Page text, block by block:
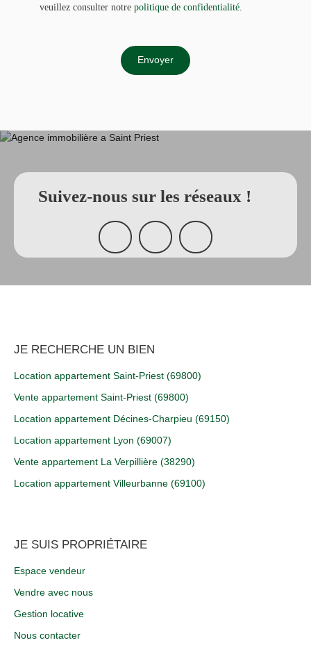
veuillez consulter notre politique de confidentialité
Envoyer
Suivez-nous sur les réseaux !
JE RECHERCHE UN BIEN
Location appartement Saint-Priest (69800)
Vente appartement Saint-Priest (69800)
Location appartement Décines-Charpieu (69150)
Location appartement Lyon (69007)
Vente appartement La Verpillière (38290)
Location appartement Villeurbanne (69100)
JE SUIS PROPRIÉTAIRE
Espace vendeur
Vendre avec nous
Gestion locative
Nous contacter